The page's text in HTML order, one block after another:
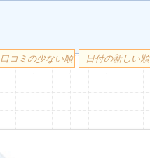
口コミの少ない順 日付の新しい順